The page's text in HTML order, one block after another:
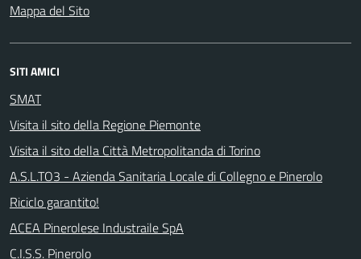
Mappa del Sito
SITI AMICI
SMAT
Visita il sito della Regione Piemonte
Visita il sito della Città Metropolitanda di Torino
A.S.L.TO3 - Azienda Sanitaria Locale di Collegno e Pinerolo
Riciclo garantito!
ACEA Pinerolese Industraile SpA
C.I.S.S. Pinerolo